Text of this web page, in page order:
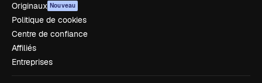
Originaux Nouveau
Politique de cookies
Centre de confiance
Affiliés
Entreprises